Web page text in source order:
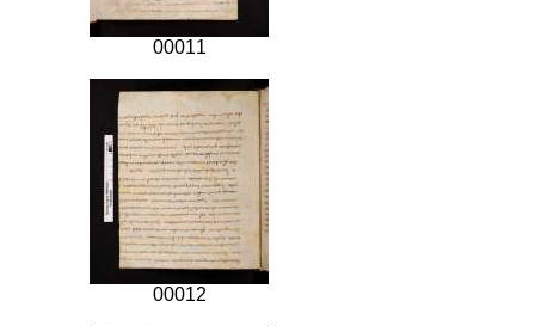
00011
00012